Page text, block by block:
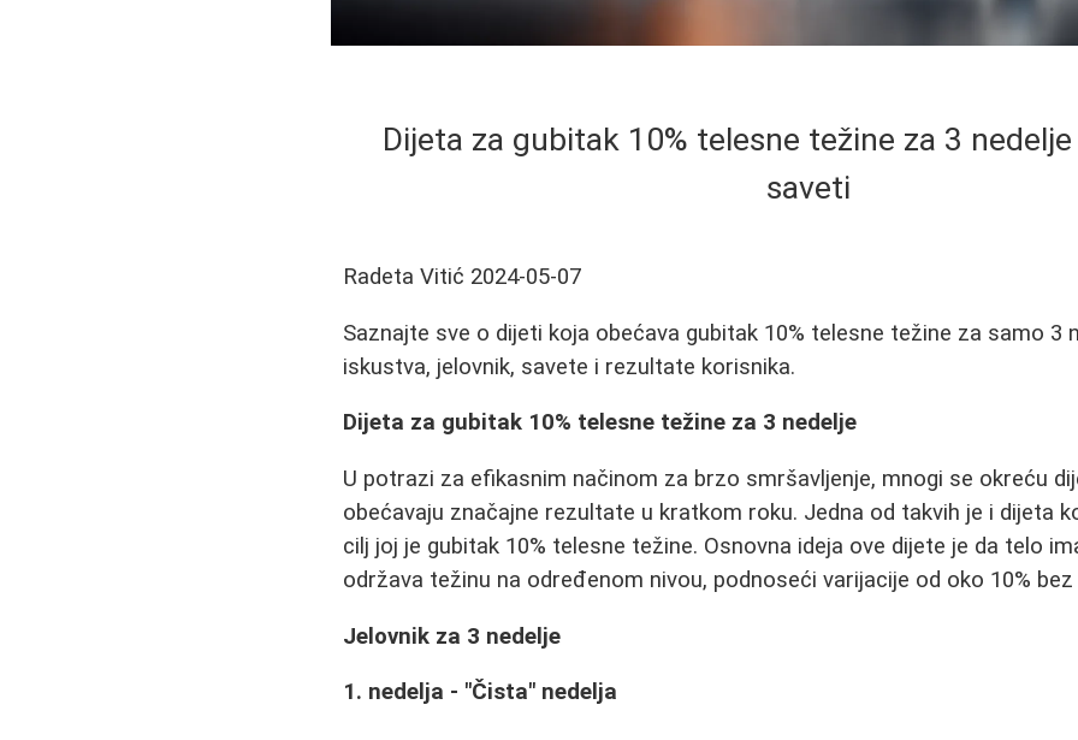
Dijeta za gubitak 10% telesne težine za 3
saveti
Radeta Vitić 2024-05-07
Saznajte sve o dijeti koja obećava gubitak 10% telesne težine za samo 3
iskustva, jelovnik, savete i rezultate korisnika.
Dijeta za gubitak 10% telesne težine za 3 nedelje
U potrazi za efikasnim načinom za brzo smršavljenje, mnogi se okreću
obećavaju značajne rezultate u kratkom roku. Jedna od takvih je i dijeta
cilj joj je gubitak 10% telesne težine. Osnovna ideja ove dijete je da telo
održava težinu na određenom nivou, podnoseći varijacije od oko 10%
Jelovnik za 3 nedelje
1. nedelja - "Čista" nedelja